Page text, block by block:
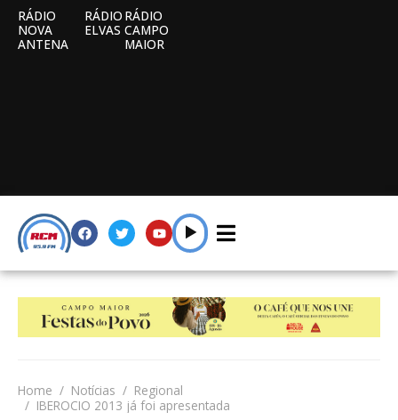
RÁDIO
NOVA
ANTENA
RÁDIO
ELVAS
RÁDIO
CAMPO
MAIOR
Home Notícias
Regional
IBEROCIO 2013 já foi apresentada